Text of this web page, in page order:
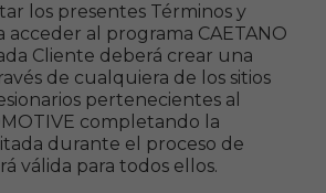
los presentes Términos y
acceder al programa CAETANO
Cliente deberá crear una
de cualquiera de los sitios
pertenecientes al
completando la
durante el proceso de
válida para todos ellos.